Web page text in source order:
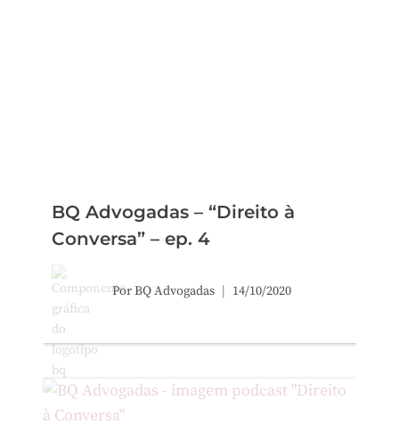
BQ Advogadas – “Direito à
Conversa” – ep. 4
PorBQ Advogadas 14/10/2020